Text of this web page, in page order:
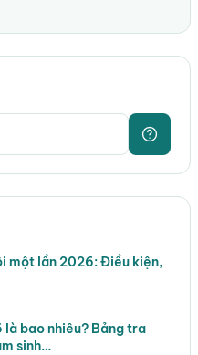
một lần 2026: Điều kiện,
là bao nhiêu? Bảng tra
sinh…